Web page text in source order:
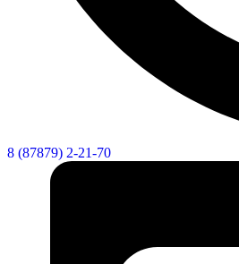
8 (87879) 2-21-70